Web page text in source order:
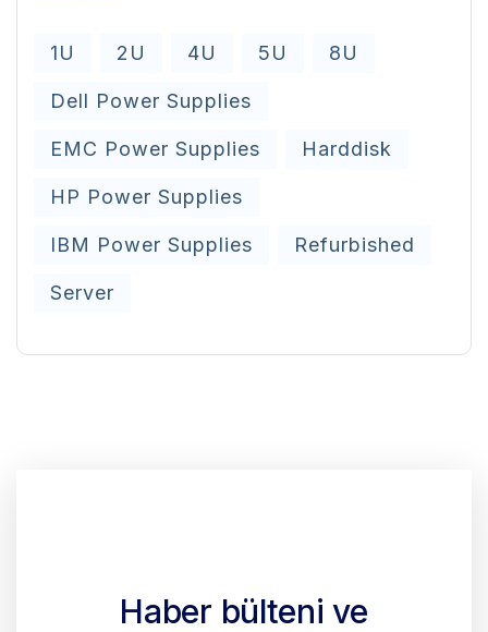
1U 2U 4U 5U 8U
Dell Power Supplies
EMC Power Supplies Harddisk
HP Power Supplies
IBM Power Supplies Refurbished
Server
Haber bülteni ve